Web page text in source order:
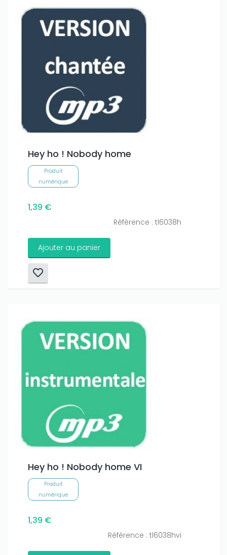
Hey ho ! Nobody home
Produit
numérique
1,39 €
Référence : tl6038h
Ajouter au panier
Hey ho ! Nobody home VI
Produit
numérique
1,39 €
Référence : tl6038hvi